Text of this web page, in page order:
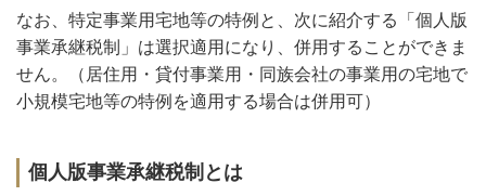
なお、特定事業用宅地等の特例と、次に紹介する「個人版
事業承継税制」は選択適用になり、併用することができま
せん。（居住用・貸付事業用・同族会社の事業用の宅地で
小規模宅地等の特例を適用する場合は併用可）
個人版事業承継税制とは